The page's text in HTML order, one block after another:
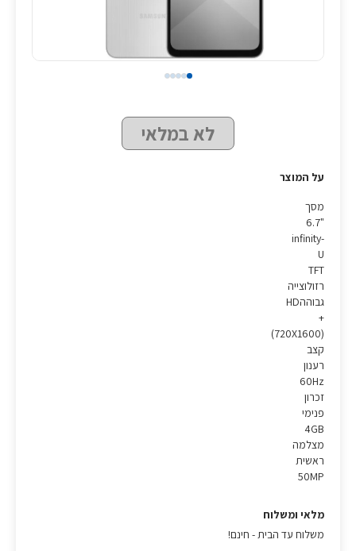
לא במלאי
על המוצר
מסך
"6.7
infinity-
TFT
רזולוצייה
גבוההHD
(720X1600)
קצב
רענון
60Hz
זכרון
פנימי
4GB
מצלמה
ראשית
50MP
מלאי ומשלוח
משלוח עד הבית - חינם!